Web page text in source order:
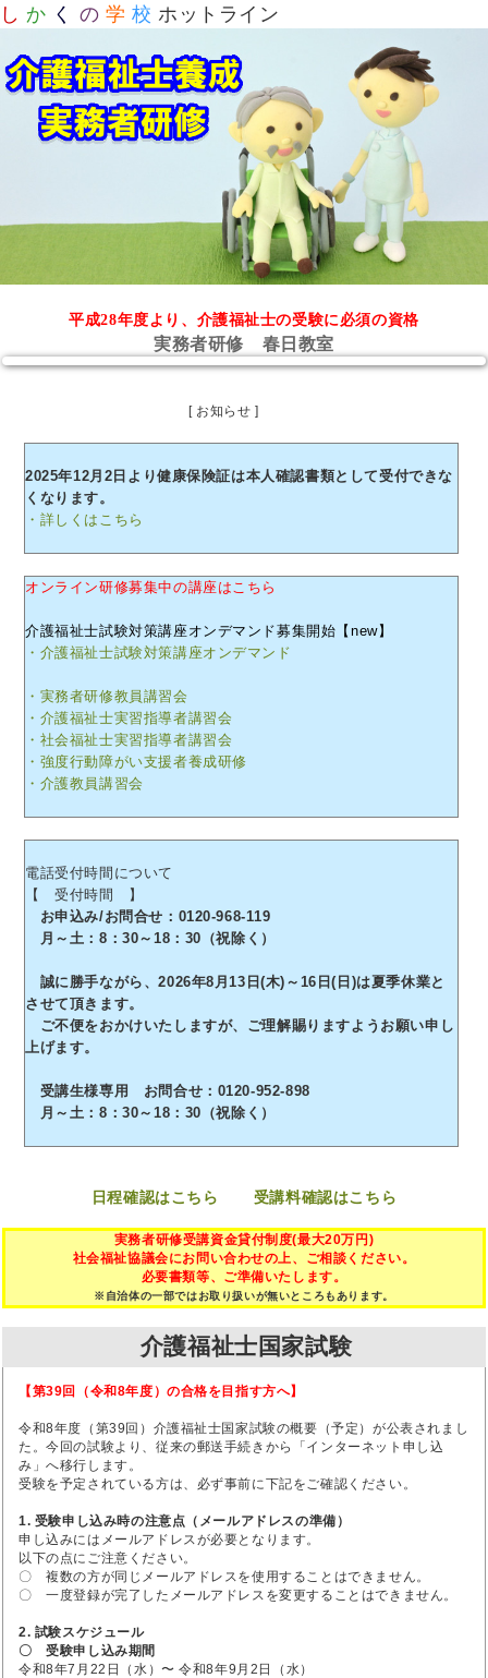
し か く の 学 校 ホットライン
平成28年度より、介護福祉士の受験に必須の資格
実務者研修 春日教室
[ お知らせ ]
2025年12月2日より健康保険証は本人確認書類として受付できな
くなります。
・詳しくはこちら
オンライン研修募集中の講座はこちら
介護福祉士試験対策講座オンデマンド募集開始【new】
・介護福祉士試験対策講座オンデマンド
・実務者研修教員講習会
・介護福祉士実習指導者講習会
・社会福祉士実習指導者講習会
・強度行動障がい支援者養成研修
・介護教員講習会
電話受付時間について
【 受付時間 】
お申込み/お問合せ：0120-968-119
月～土：8：30～18：30（祝除く）
誠に勝手ながら、2026年8月13日(木)～16日(日)は夏季休業と
させて頂きます。
ご不便をおかけいたしますが、ご理解賜りますようお願い申し
上げます。
受講生様専用 お問合せ：0120-952-898
月～土：8：30～18：30（祝除く）
日程確認はこちら 受講料確認はこちら
実務者研修受講資金貸付制度(最大20万円)
社会福祉協議会にお問い合わせの上、ご相談ください。
必要書類等、ご準備いたします。
※自治体の一部ではお取り扱いが無いところもあります。
介護福祉士国家試験
【第39回（令和8年度）の合格を目指す方へ】
令和8年度（第39回）介護福祉士国家試験の概要（予定）が公表されまし
た。今回の試験より、従来の郵送手続きから「インターネット申し込
み」へ移行します。
受験を予定されている方は、必ず事前に下記をご確認ください。
1. 受験申し込み時の注意点（メールアドレスの準備）
申し込みにはメールアドレスが必要となります。
以下の点にご注意ください。
〇 複数の方が同じメールアドレスを使用することはできません。
〇 一度登録が完了したメールアドレスを変更することはできません。
2. 試験スケジュール
〇 受験申し込み期間
令和8年7月22日（水）〜 令和8年9月2日（水）